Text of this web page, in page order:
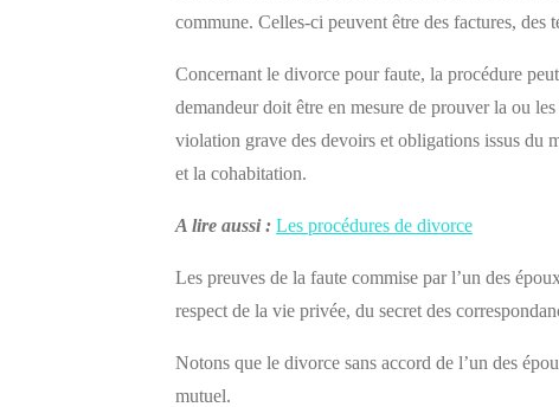
commune. Celles-ci peuvent être des factures, des
Concernant le divorce pour faute, la procédure
demandeur doit être en mesure de prouver la ou
violation grave des devoirs et obligations issus du
et la cohabitation.
A lire aussi : Les procédures de divorce
Les preuves de la faute commise par l’un des
respect de la vie privée, du secret des
Notons que le divorce sans accord de l’un des
mutuel.